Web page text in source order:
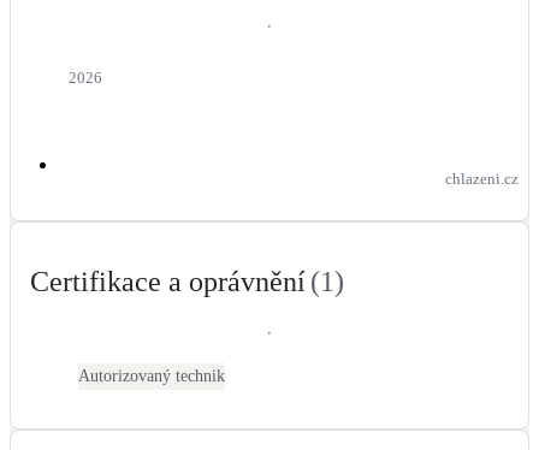
Kotle
Hlavní zdroje vytápění
Bateriové úložiště
2026
chlazeni.cz
Certifikace a oprávnění(1)
Autorizovaný technik